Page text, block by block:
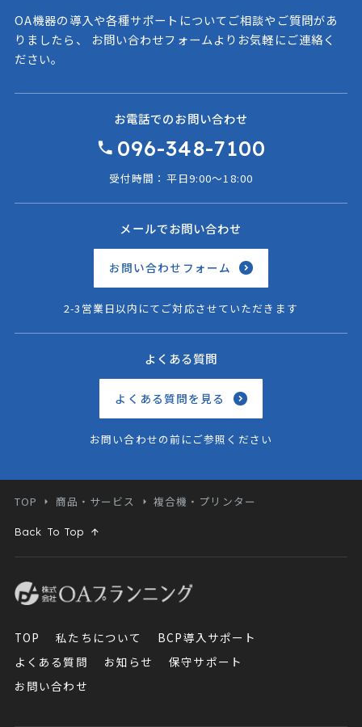
OA機器の導入や各種サポートについてご相談やご質問があ
りましたら、
お問い合わせフォームよりお気軽にご連絡く
ださい。
お電話でのお問い合わせ
096-348-7100
受付時間：平日9:00〜18:00
メールでお問い合わせ
お問い合わせフォーム
2-3営業日以内にてご対応させていただきます
よくある質問
よくある質問を見る
お問い合わせの前にご参照ください
TOP 商品・サービス 複合機・プリンター
Back To Top
TOP 私たちについて
BCP導入サポート
よくある質問
お知らせ
保守サポート
お問い合わせ